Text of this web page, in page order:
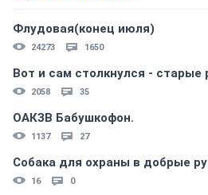
Флудовая(конец июля)
24273 1650
Вот и сам столкнулся - старые
2058 35
ОАКЗВ Бабушкофон.
1137 27
Собака для охраны в добрые
16 0